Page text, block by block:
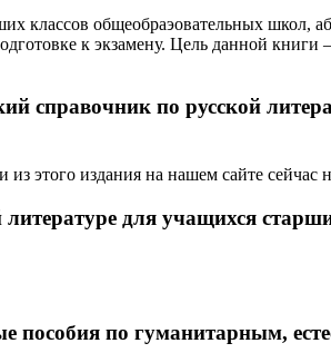
классов общеобраэовательных школ,
к экзамену. Цель данной
справочник по русской
этого издания на нашем сайте
для учащихся
пособия по гуманитарным,